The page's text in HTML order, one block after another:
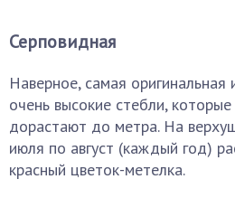
Серповидная
Наверное, самая оригинальная
очень высокие стебли,
дорастают до метра. На
июля по август (каждый год)
красный цветок-метелка.